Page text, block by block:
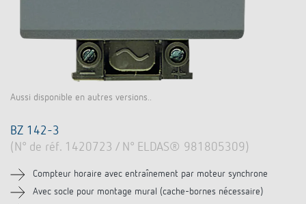
Aussi disponible en autres versions..
BZ 142-3
(N° de réf. 1420723 / N° ELDAS® 981805309)
Compteur horaire avec entraînement par moteur synchrone
Avec socle pour montage mural (cache-bornes nécessaire)